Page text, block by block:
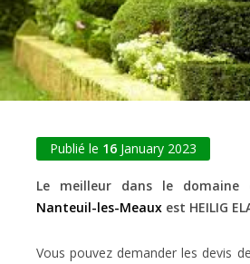
Publié le 16 January 2023
Le meilleur dans le domaine
Nanteuil-les-Meaux est HEILIG
Vous pouvez demander les devis